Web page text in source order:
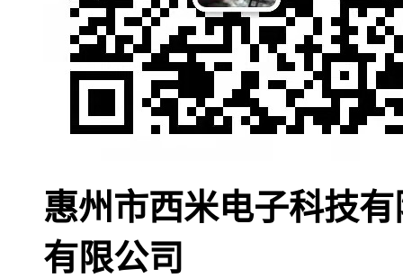
惠州市西米电子科技
有限公司